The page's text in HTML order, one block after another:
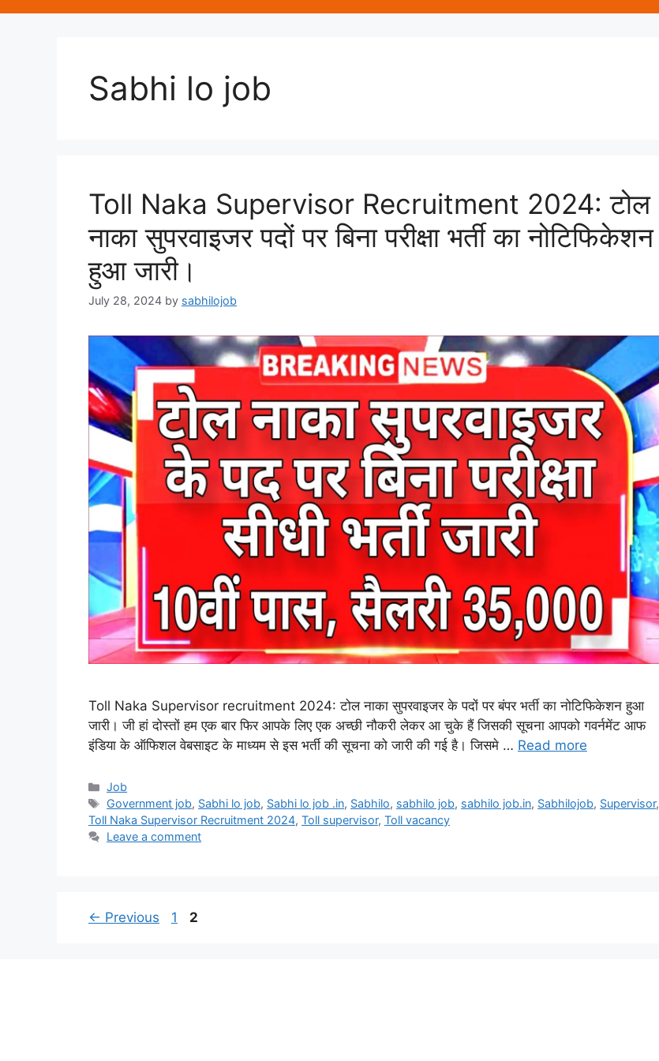
Sabhi lo job
Toll Naka Supervisor Recruitment 2024: टोल
नाका सुपरवाइजर पदों पर बिना परीक्षा भर्ती का नोटिफिकेशन
हुआ जारी।
July 28, 2024 by sabhilojob
Toll Naka Supervisor recruitment 2024: टोल नाका सुपरवाइजर के पदों पर बंपर भर्ती का नोटिफिकेशन हुआ
जारी। जी हां दोस्तों हम एक बार फिर आपके लिए एक अच्छी नौकरी लेकर आ चुके हैं जिसकी सूचना आपको गवर्नमेंट आफ
इंडिया के ऑफिशल वेबसाइट के माध्यम से इस भर्ती की सूचना को जारी की गई है। जिसमे … Read more
Categories
Job
Tags
Government job, Sabhi lo job, Sabhi lo job .in, Sabhilo, sabhilo job, sabhilo job.in, Sabhilojob, Supervisor,
Toll Naka Supervisor Recruitment 2024, Toll supervisor, Toll vacancy
Leave a comment
← Previous Page
1 Page
2